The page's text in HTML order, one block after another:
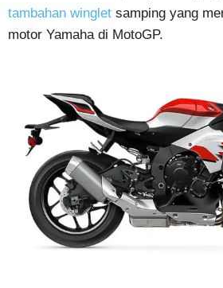
tambahan winglet samping yang
motor Yamaha di MotoGP.